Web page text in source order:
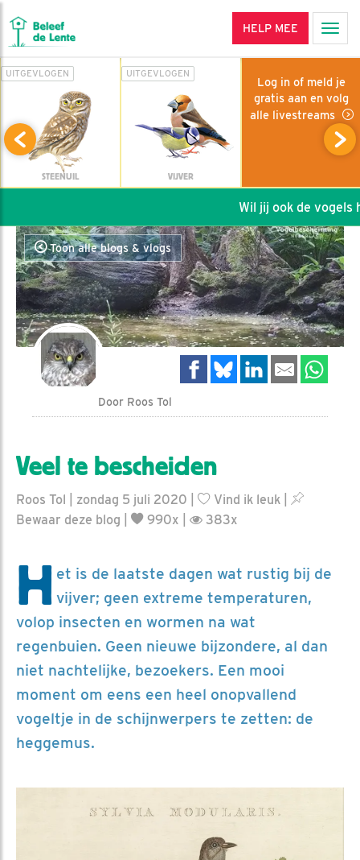
HELP MEE
UITGEVLOGEN
STEENUIL
UITGEVLOGEN
VIJVER
Log in of meld je
gratis aan en volg
alle livestreams
Wil jij ook de vogels
Toon alle blogs & vlogs
Door Roos Tol
Veel te bescheiden
Roos Tol | zondag 5 juli 2020 | Vind ik leuk
Bewaar deze blog
990x | 383x
H et is de laatste dagen wat rustig bij de
vijver; geen extreme temperaturen,
volop insecten en wormen na wat
regenbuien. Geen nieuwe bijzondere, al dan
niet nachtelijke, bezoekers. Een mooi
moment om eens een heel onopvallend
vogeltje in de schijnwerpers te zetten: de
heggemus.